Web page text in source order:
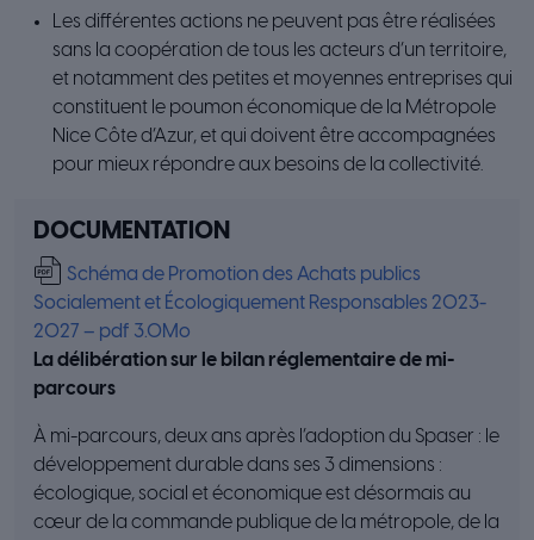
Les différentes actions ne peuvent pas être réalisées
sans la coopération de tous les acteurs d’un territoire,
et notamment des petites et moyennes entreprises qui
constituent le poumon économique de la Métropole
Nice Côte d’Azur, et qui doivent être accompagnées
pour mieux répondre aux besoins de la collectivité.
DOCUMENTATION
Schéma de Promotion des Achats publics
Socialement et Écologiquement Responsables 2023-
2027 – pdf 3.0Mo
La délibération sur le bilan réglementaire de mi-
parcours
À mi-parcours, deux ans après l’adoption du Spaser : le
développement durable dans ses 3 dimensions :
écologique, social et économique est désormais au
cœur de la commande publique de la métropole, de la